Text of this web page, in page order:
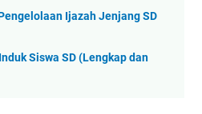
Ijazah Jenjang SD
Siswa SD (Lengkap dan